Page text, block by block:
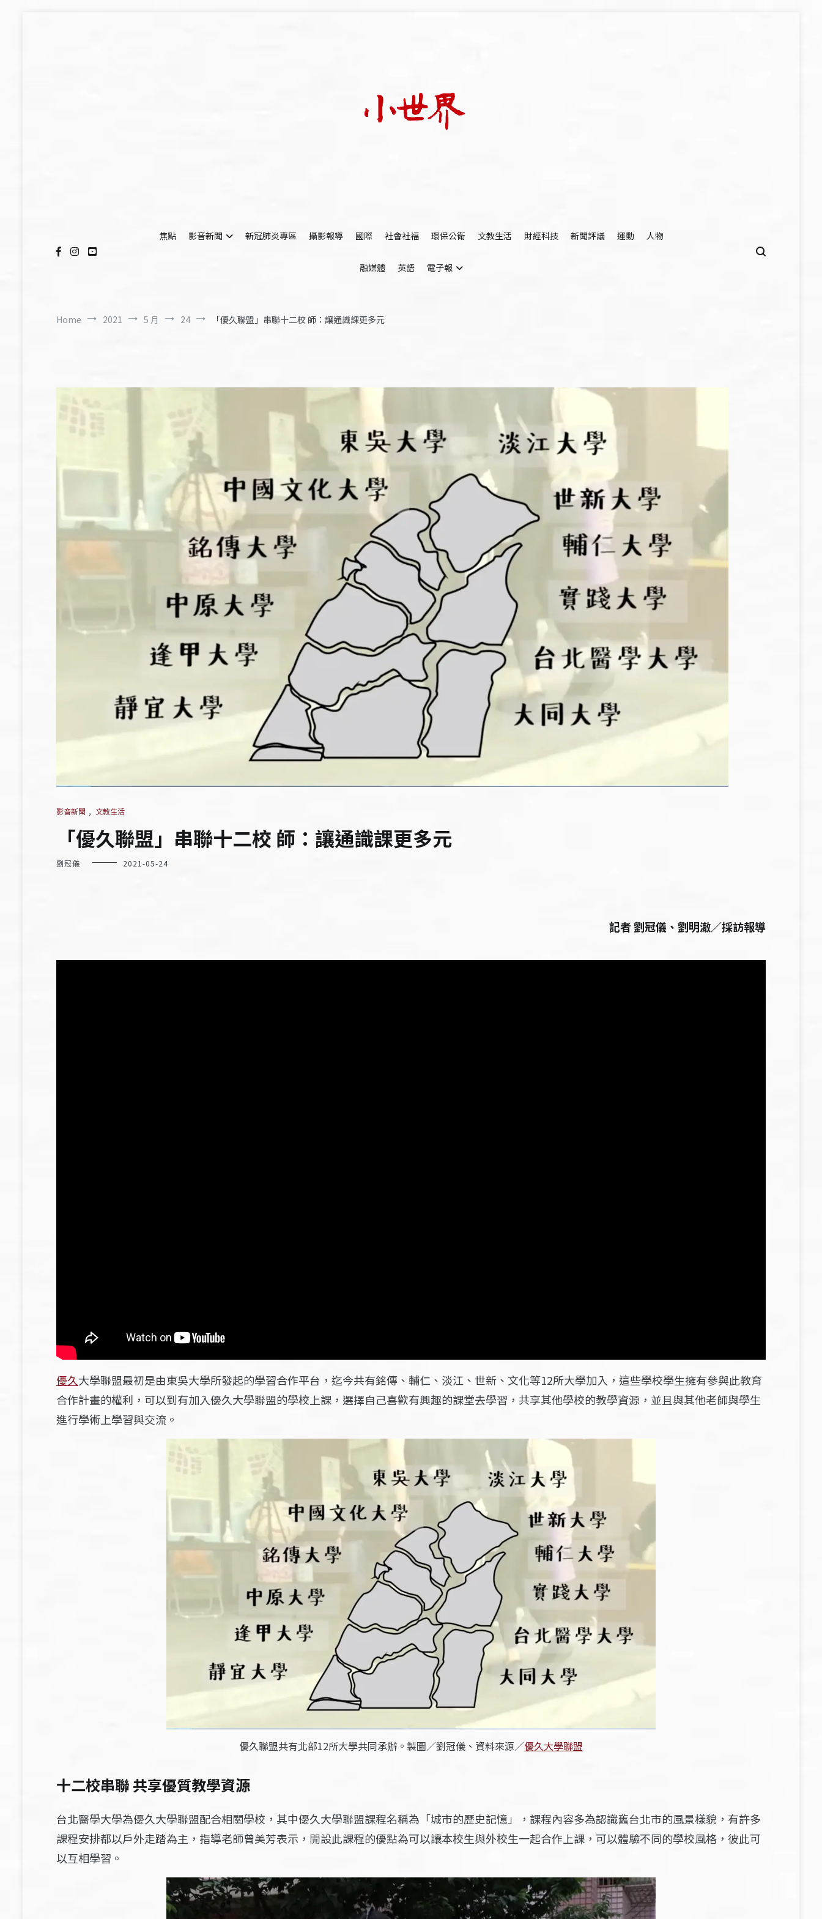
焦點
影音新聞 新冠肺炎專區 攝影報導 國際 社會社福 環保公衛 文教生活 財經科技 新聞評議 運動 人物
融媒體 英語 電子報
Home 2021 5 月 24 「優久聯盟」串聯十二校 師：讓通識課更多元
影音新聞 , 文教生活
「優久聯盟」串聯十二校 師：讓通識課更多元
劉冠儀 2021-05-24
記者 劉冠儀、劉明澈／採訪報導
優久大學聯盟最初是由東吳大學所發起的學習合作平台，迄今共有銘傳、輔仁、淡江、世新、文化等12所大學加入，這些學校學生擁有參與此教育
合作計畫的權利，可以到有加入優久大學聯盟的學校上課，選擇自己喜歡有興趣的課堂去學習，共享其他學校的教學資源，並且與其他老師與學生
進行學術上學習與交流。
優久聯盟共有北部12所大學共同承辦。製圖／劉冠儀、資料來源／優久大學聯盟
十二校串聯共享優質教學資源
台北醫學大學為優久大學聯盟配合相關學校，其中優久大學聯盟課程名稱為「城市的歷史記憶」，課程內容多為認識舊台北市的風景樣貌，有許多
課程安排都以戶外走踏為主，指導老師曾美芳表示，開設此課程的優點為可以讓本校生與外校生一起合作上課，可以體驗不同的學校風格，彼此可
以互相學習。